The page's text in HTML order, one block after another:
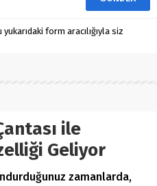
form aracılığıyla siz
ile
Geliyor
zamanlarda,